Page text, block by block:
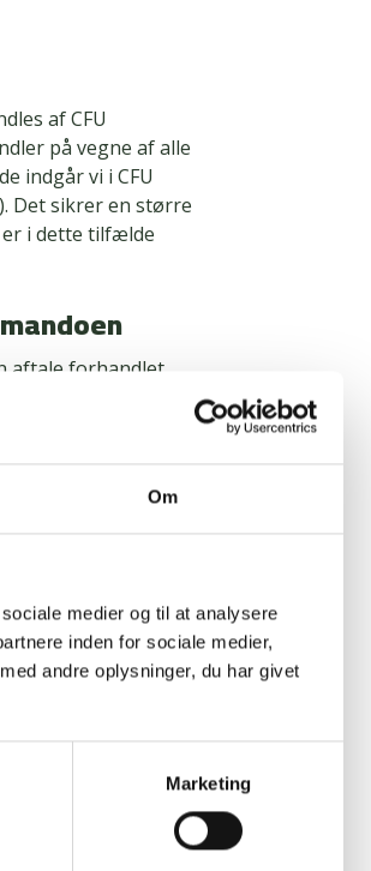
Om
medier og til at analysere
inden for sociale medier,
andre oplysninger, du har givet
Marketing
af CFU
på vegne af alle
indgår vi i CFU
Det sikrer en større
er i dette tilfælde
aftale forhandlet
ansættelsesvilkår.
bonusser.
og fritid
i forhold
når du går på